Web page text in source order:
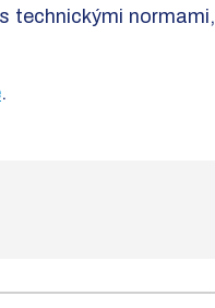
technickými normami,
.